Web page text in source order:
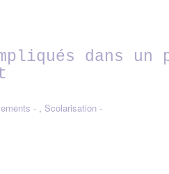
dans un
, Scolarisation